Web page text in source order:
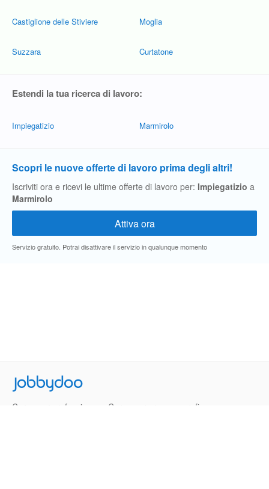
Castiglione delle Stiviere
Suzzara
Moglia
Curtatone
Estendi la tua ricerca di lavoro:
Impiegatizio Marmirolo
Scopri le nuove offerte di lavoro prima degli altri!
Iscriviti ora e ricevi le ultime offerte di lavoro per: Impiegatizio a
Marmirolo
Servizio gratuito. Potrai disattivare il servizio in qualunque momento
Jobbydoo
Cerca per professione
Cerca per area geografica